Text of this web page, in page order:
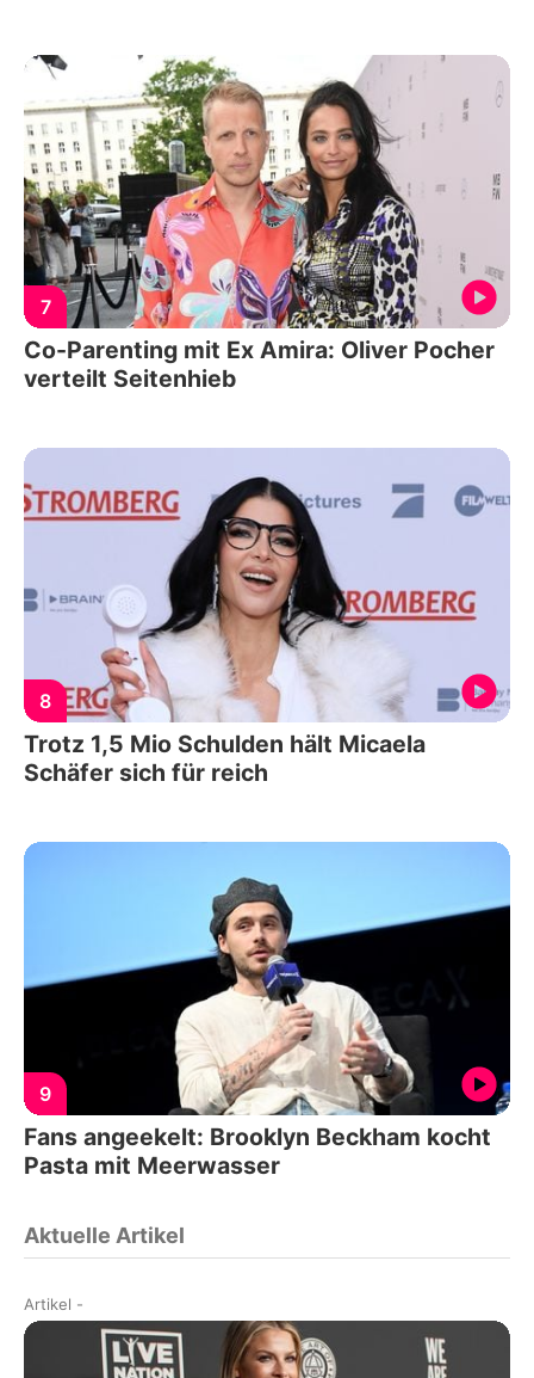
7
Co-Parenting mit Ex Amira: Oliver Pocher
verteilt Seitenhieb
8
Trotz 1,5 Mio Schulden hält Micaela
Schäfer sich für reich
9
Fans angeekelt: Brooklyn Beckham kocht
Pasta mit Meerwasser
Aktuelle Artikel
Artikel -